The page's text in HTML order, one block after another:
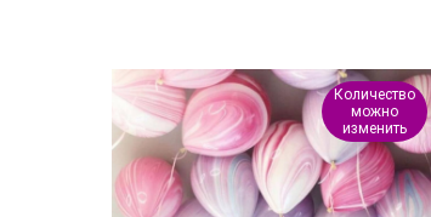
Количество
можно
изменить